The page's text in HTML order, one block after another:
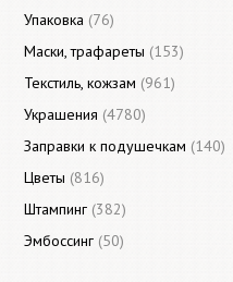
Упаковка (76)
Маски, трафареты (153)
Текстиль, кожзам (961)
Украшения (4780)
Заправки к подушечкам (140)
Цветы (816)
Штампинг (382)
Эмбоссинг (50)